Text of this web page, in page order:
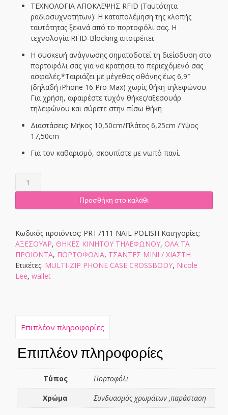
ΤΕΧΝΟΛΟΓΙΑ ΑΠΟΚΛΕΨΗΣ RFID (Ταυτότητα
ραδιοσυχνοτήτων): Η καταπολέμηση της κλοπής
ταυτότητας ξεκινά από το πορτοφόλι σας. Η
τεχνολογία RFID-Blocking αποτρέπει
Η συσκευή ανάγνωσης σηματοδοτεί τη διείσδυση στο
πορτοφόλι σας για να κρατήσει το περιεχόμενό σας
ασφαλές.*Ταιριάζει με μέγεθος οθόνης έως 6,9″
(δηλαδή iPhone 16 Pro Max) χωρίς θήκη τηλεφώνου.
Για χρήση, αφαιρέστε τυχόν θήκες/αξεσουάρ
τηλεφώνου και σύρετε στην πίσω θήκη
Διαστάσεις: Μήκος 10,50cm/Πλάτος 6,25cm /Ύψος
17,50cm
Για τον καθαρισμό, σκουπίστε με νωπό πανί.
PRT7111
ποσότητα
Προσθήκη στο καλάθι
Κωδικός προϊόντος: PRT7111 NAIL POLISH Κατηγορίες:
ΑΞΕΣΟΥΑΡ, ΘΗΚΕΣ KINHTOY ΤΗΛΕΦΩΝΟΥ, ΟΛΑ ΤΑ
ΠΡΟΙΟΝΤΑ, ΠΟΡΤΟΦΟΛΙΑ, ΤΣΑΝΤΕΣ ΜΙΝΙ / ΧΙΑΣΤΗ
Ετικέτες: MULTI-ZIP PHONE CASE CROSSBODY, Nicole
Lee, wallet
Επιπλέον πληροφορίες
Επιπλέον πληροφορίες
Τύπος
Πορτοφόλι
Χρώμα
Συνδυασμός χρωμάτων ,παράσταση